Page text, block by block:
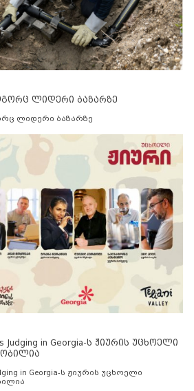
ლიდერი ბაზარზე
ლიდერი ბაზარზე
Judging in Georgia-ს ჟიურის უცხოელი
in Georgia-ს ჟიურის უცხოელი